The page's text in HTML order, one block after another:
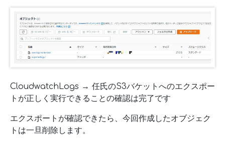
CloudwatchLogs → 任氏のS3バケットへのエクスポー
トが正しく実行できることの確認は完了です
エクスポートが確認できたら、今回作成したオブジェク
トは一旦削除します。